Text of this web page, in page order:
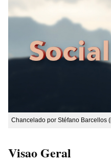
Chancelado por Stéfano Barcellos
Visao Geral